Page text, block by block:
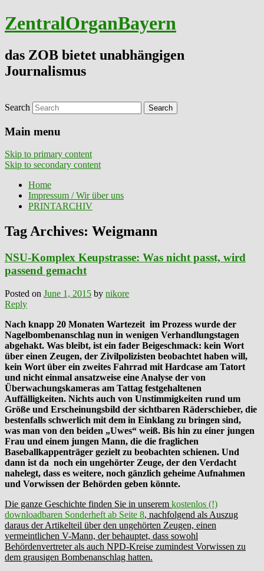
ZentralOrganBayern
das ZOB bietet unabhängigen
Journalismus
Search
Main menu
Skip to primary content
Skip to secondary content
Home
Impressum / Wir über uns
PRINTARCHIV
Tag Archives: Weigmann
NSU-Komplex Keupstrasse: Was nicht passt, wird
passend gemacht
Posted on June 1, 2015 by nikore
Reply
Nach knapp 20 Monaten Wartezeit im Prozess wurde der
Nagelbombenanschlag nun in wenigen Verhandlungstagen
abgehakt. Was bleibt, ist ein fader Beigeschmack: kein Wort
über einen Zeugen, der Zivilpolizisten beobachtet haben will,
kein Wort über ein zweites Fahrrad mit Hardcase am Tatort
und nicht einmal ansatzweise eine Analyse der von
Überwachungskameras am Tattag festgehaltenen
Auffälligkeiten. Nichts auch von Unstimmigkeiten rund um
Größe und Erscheinungsbild der sichtbaren Räderschieber, die
bestenfalls schwerlich mit dem in Einklang zu bringen sind,
was man von den beiden „Uwes“ weiß. Bis hin zu einer jungen
Frau und einem jungen Mann, die die fraglichen
Baseballkappenträger gezielt zu beobachten schienen. Und
dann ist da noch ein ungehörter Zeuge, der den Verdacht
nahelegt, dass es weitere, noch gänzlich geheime Aufnahmen
und Vorwissen der Behörden geben könnte.
Die ganze Geschichte finden Sie in unserem kostenlos (!)
downloadbaren Sonderheft ab Seite 8, nachfolgend als Auszug
daraus der Artikelteil über den ungehörten Zeugen, einen
vermeintlichen V-Mann, der behauptet, dass sowohl
Behördenvertreter als auch NPD-Kreise zumindest Vorwissen zu
dem grausigen Bombenanschlag hatten.